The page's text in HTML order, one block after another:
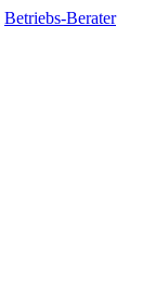
Betriebs-Berater